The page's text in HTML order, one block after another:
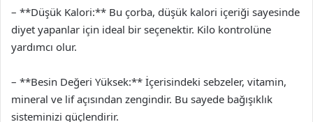
– **Düşük Kalori:** Bu çorba, düşük kalori içeriği sayesinde
diyet yapanlar için ideal bir seçenektir. Kilo kontrolüne
yardımcı olur.
– **Besin Değeri Yüksek:** İçerisindeki sebzeler, vitamin,
mineral ve lif açısından zengindir. Bu sayede bağışıklık
sisteminizi güçlendirir.